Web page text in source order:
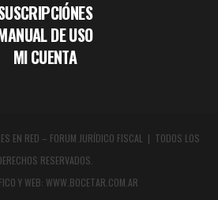
DE USO
MI CUENTA
EN RED – FORUM JURÍDICO FISCAL | TODOS LOS
RESERVADOS.
Y WEB: WWW.BOCETAR.COM.AR